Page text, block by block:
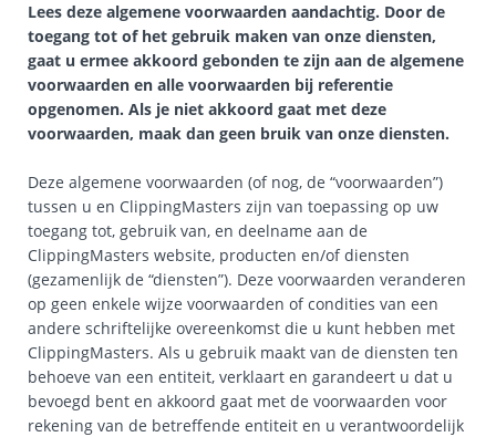
Lees deze algemene voorwaarden aandachtig. Door de
toegang tot of het gebruik maken van onze diensten,
gaat u ermee akkoord gebonden te zijn aan de algemene
voorwaarden en alle voorwaarden bij referentie
opgenomen. Als je niet akkoord gaat met deze
voorwaarden, maak dan geen bruik van onze diensten.
Deze algemene voorwaarden (of nog, de “voorwaarden”)
tussen u en ClippingMasters zijn van toepassing op uw
toegang tot, gebruik van, en deelname aan de
ClippingMasters website, producten en/of diensten
(gezamenlijk de “diensten”). Deze voorwaarden veranderen
op geen enkele wijze voorwaarden of condities van een
andere schriftelijke overeenkomst die u kunt hebben met
ClippingMasters. Als u gebruik maakt van de diensten ten
behoeve van een entiteit, verklaart en garandeert u dat u
bevoegd bent en akkoord gaat met de voorwaarden voor
rekening van de betreffende entiteit en u verantwoordelijk